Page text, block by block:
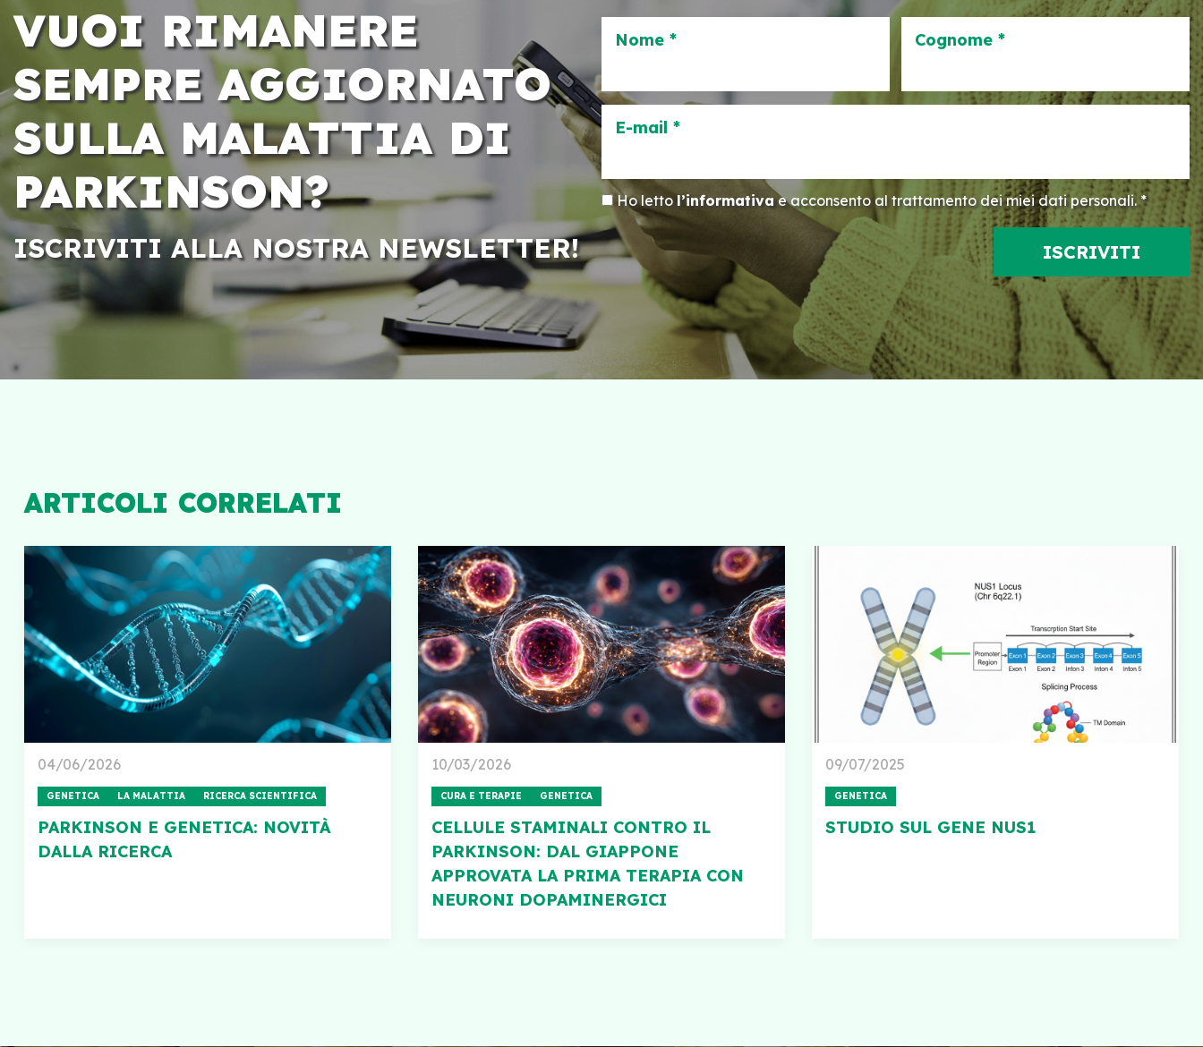
VUOI RIMANERE
SEMPRE AGGIORNATO
SULLA MALATTIA DI
PARKINSON?
ISCRIVITI ALLA NOSTRA NEWSLETTER!
Nome * Cognome *
E-mail *
Ho letto l’informativae acconsento al trattamento dei miei dati personali. *
ARTICOLI CORRELATI
04/06/2026
GENETICA LA MALATTIA RICERCA SCIENTIFICA
PARKINSON E GENETICA: NOVITÀ
DALLA RICERCA
10/03/2026
CURA E TERAPIE GENETICA
CELLULE STAMINALI CONTRO IL
PARKINSON: DAL GIAPPONE
APPROVATA LA PRIMA TERAPIA CON
NEURONI DOPAMINERGICI
09/07/2025
GENETICA
STUDIO SUL GENE NUS1